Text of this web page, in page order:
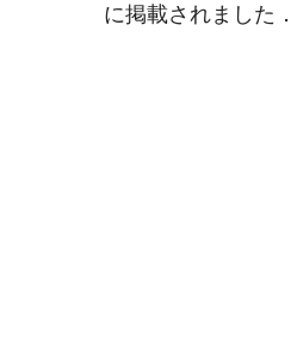
に掲載されました．